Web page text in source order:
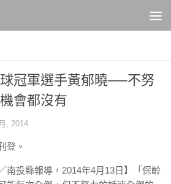
冠軍選手黃郁曉──不努
會都沒有
, 2014
登。
南投縣報導，2014年4月13日】「保齡